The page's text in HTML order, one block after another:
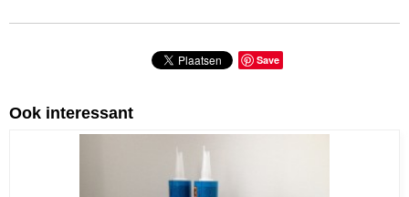
Save
Ook interessant